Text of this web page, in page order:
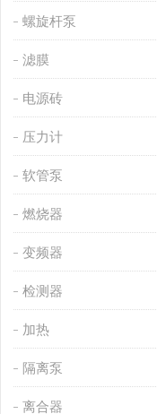
螺旋杆泵
滤膜
电源砖
压力计
软管泵
燃烧器
变频器
检测器
加热
隔离泵
离合器